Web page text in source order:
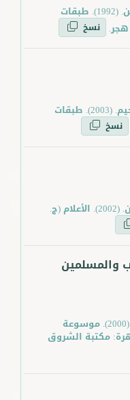
السبكي، تاج الدين. (1992). طبقات
نسخ
الأسنوي، عبد الرحيم. (2003). طبقات
نسخ
الزركلي، خير الدين. (2002). الأعلام (ج.
والمسلمين
باشا، أحمد فؤاد. (2000). موسوعة
مكتبة الشروق